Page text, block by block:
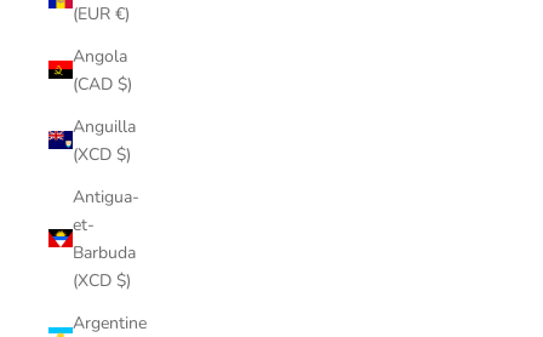
(EUR €)
Angola
(CAD $)
Anguilla
(XCD $)
Antigua-
et-
Barbuda
(XCD $)
Argentine